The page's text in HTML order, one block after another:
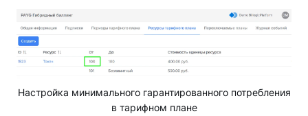
Настройка минимального гарантированного потребления
в тарифном плане